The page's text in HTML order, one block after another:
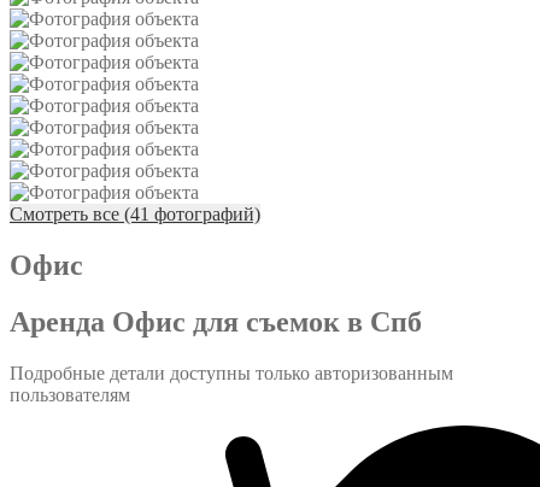
Смотреть все (41 фотографий)
Офис
Аренда Офис для съемок в Спб
Подробные детали доступны только авторизованным
пользователям